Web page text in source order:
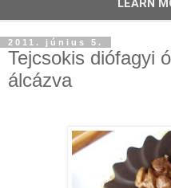
2011. június 5.
Tejcsokis diófagyi
álcázva
LEARN